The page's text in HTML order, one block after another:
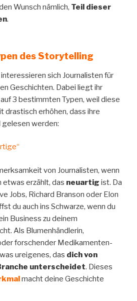
Wunsch nämlich, Teil dieser
.
des Storytelling
sich Journalisten für
Geschichten. Dabei liegt ihr
3 bestimmten Typen, weil diese
drastisch erhöhen, dass ihre
werden:
von Journalisten, wenn
etwas erzählt, das neuartig ist. Da
Jobs, Richard Branson oder Elon
du auch ins Schwarze, wenn du
Business zu deinem
Als Blumenhändlerin,
forschender Medikamenten-
ureigenes, das dich von
unterscheidet. Dieses
macht deine Geschichte